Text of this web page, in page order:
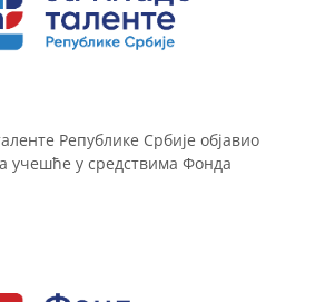
Републике Србије објавио
учешће у средствима Фонда